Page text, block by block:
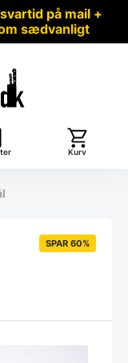
på mail +
sædvanligt
Kurv
SPAR 60%